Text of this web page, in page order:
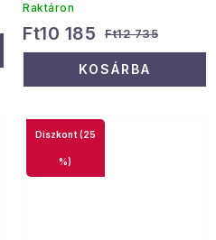
Raktáron
Ft10 185 Ft12 735
KOSÁRBA
(25
%)